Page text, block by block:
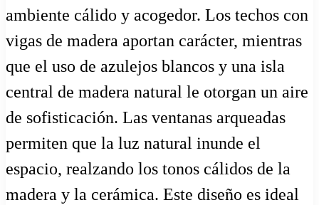
ambiente cálido y acogedor. Los techos con
vigas de madera aportan carácter, mientras
que el uso de azulejos blancos y una isla
central de madera natural le otorgan un aire
de sofisticación. Las ventanas arqueadas
permiten que la luz natural inunde el
espacio, realzando los tonos cálidos de la
madera y la cerámica. Este diseño es ideal